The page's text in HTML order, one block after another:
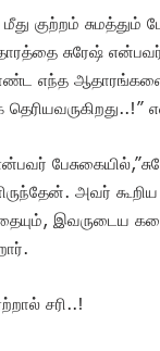
மீது குற்றம்
சுரேஷ்
அவர்
இவருடைய
சரி..!